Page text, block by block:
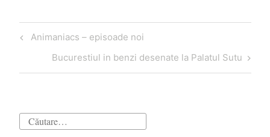
Navigare
articole
Articol
anterior
Animaniacs – episoade noi
Articol
următor
Bucurestiul in benzi desenate la Palatul Sutu
Caută